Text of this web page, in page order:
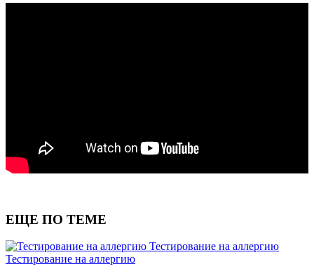
ЕЩЕ ПО ТЕМЕ
Тестирование на аллергию
Тестирование на аллергию